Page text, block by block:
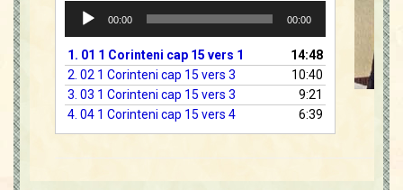
Player
audio
00:00 00:00
1. 01 1 Corinteni cap 15 vers 1
14:48
2. 02 1 Corinteni cap 15 vers 3
10:40
3. 03 1 Corinteni cap 15 vers 3
9:21
4. 04 1 Corinteni cap 15 vers 4 6:39